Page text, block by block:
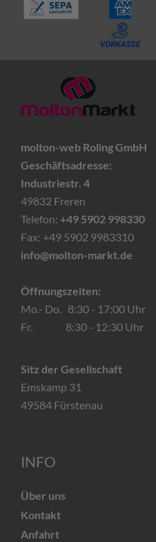
molton-web Roling GmbH
Geschäftsadresse:
Industriestr. 4
49832 Freren
Telefon: +49 5902 998330
Fax: +49 5902 9983310
info@molton-markt.de
Öffnungszeiten:
Mo.- Do. 8:30 - 17:00 Uhr
Fr. 8:30 - 12:30 Uhr
Sitz der Gesellschaft
Emskamp 31
49584 Fürstenau
INFO
Über uns
Kontakt
Anfahrt